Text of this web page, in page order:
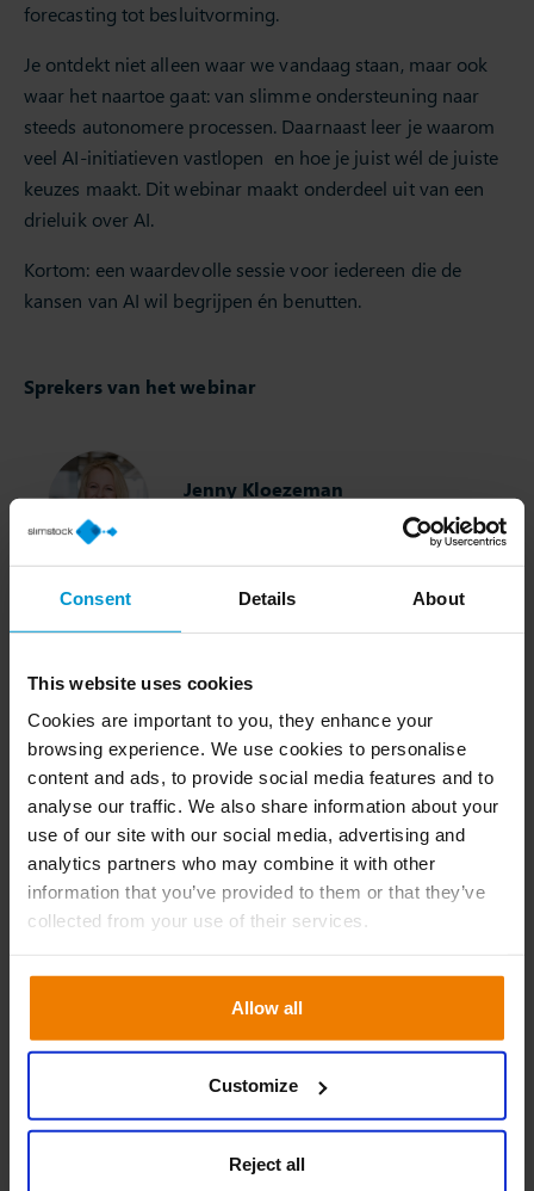
Consent Details About
This website uses cookies
Cookies are important to you, they enhance your
browsing experience. We use cookies to personalise
content and ads, to provide social media features and to
analyse our traffic. We also share information about your
use of our site with our social media, advertising and
analytics partners who may combine it with other
information that you’ve provided to them or that they’ve
collected from your use of their services.
Allow all
Customize
Reject all
forecasting tot besluitvorming.
Je ontdekt niet alleen waar we vandaag staan, maar ook
waar het naartoe gaat: van slimme ondersteuning naar
steeds autonomere processen. Daarnaast leer je waarom
veel AI-initiatieven vastlopen en hoe je juist wél de juiste
keuzes maakt. Dit webinar maakt onderdeel uit van een
drieluik over AI.
Kortom: een waardevolle sessie voor iedereen die de
kansen van AI wil begrijpen én benutten.
Sprekers van het webinar
Jenny Kloezeman
optimization
Registeren kan via het formulier: